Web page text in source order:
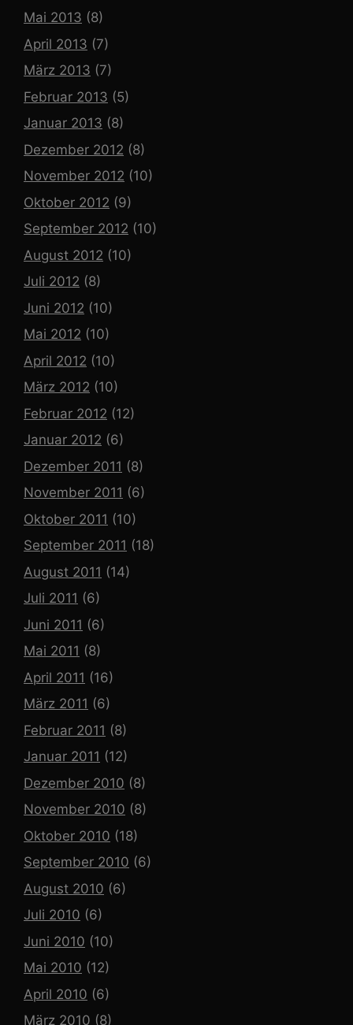
Mai 2013 (8)
April 2013 (7)
März 2013 (7)
Februar 2013 (5)
Januar 2013 (8)
Dezember 2012 (8)
November 2012 (10)
Oktober 2012 (9)
September 2012 (10)
August 2012 (10)
Juli 2012 (8)
Juni 2012 (10)
Mai 2012 (10)
April 2012 (10)
März 2012 (10)
Februar 2012 (12)
Januar 2012 (6)
Dezember 2011 (8)
November 2011 (6)
Oktober 2011 (10)
September 2011 (18)
August 2011 (14)
Juli 2011 (6)
Juni 2011 (6)
Mai 2011 (8)
April 2011 (16)
März 2011 (6)
Februar 2011 (8)
Januar 2011 (12)
Dezember 2010 (8)
November 2010 (8)
Oktober 2010 (18)
September 2010 (6)
August 2010 (6)
Juli 2010 (6)
Juni 2010 (10)
Mai 2010 (12)
April 2010 (6)
März 2010 (8)